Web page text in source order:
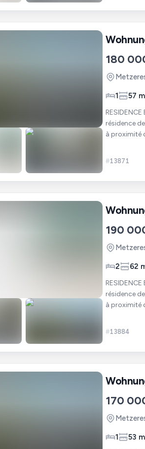
180
1 57
RESIDENCE EVASION -
résidence
à proximité
#13871
190
2 62
RESIDENCE EVASION -
résidence
à proximité
#13884
170
1 53